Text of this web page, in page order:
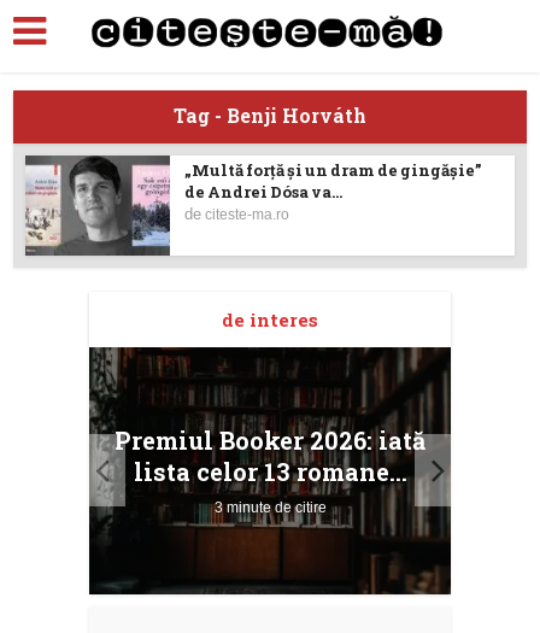
Tag - Benji Horváth
„Multă forță și un dram de gingășie”
de Andrei Dósa va...
deciteste-ma.ro
de interes
Premiul Booker 2026: iată
lista celor 13 romane...
3 minute de citire